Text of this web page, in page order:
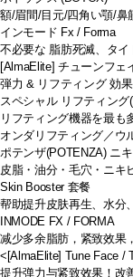
額/眉間/目元/四角い顎/鼻
インモード Fx / Forma
不必要な 脂肪死滅、タ
[AlmaElite] チューンフェ
弾力 & リフティング 効
スペシャル リフティン
リフティング機器を最も
オンダリフティング／ウ
ポテンザ(POTENZA) ニ
皮脂・油分・毛穴・ニキ
Skin Booster 套餐
帮助提升皮肤再生、水分
INMODE FX / FORMA
减少多余脂肪，紧致效果
<[AlmaElite] Tune Face /
提升弹力与紧致效果！改